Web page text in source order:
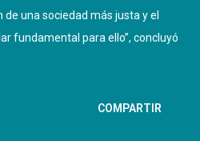
una sociedad más justa y el
fundamental para ello”, concluyó
COMPARTIR